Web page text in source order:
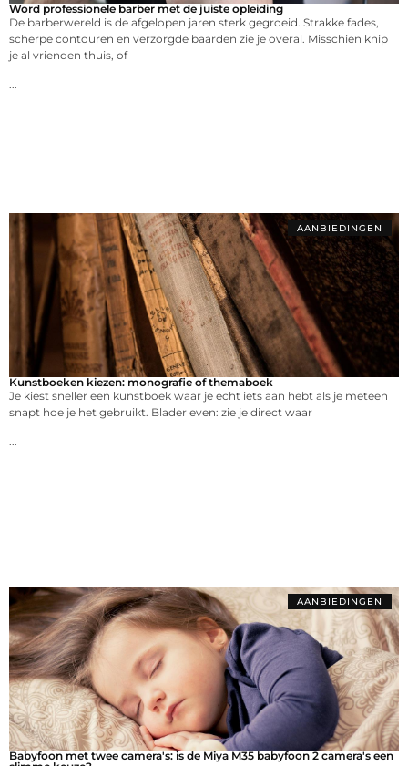
Word professionele barber met de juiste opleiding
De barberwereld is de afgelopen jaren sterk gegroeid. Strakke fades,
scherpe contouren en verzorgde baarden zie je overal. Misschien knip
je al vrienden thuis, of
...
AANBIEDINGEN
Kunstboeken kiezen: monografie of themaboek
Je kiest sneller een kunstboek waar je echt iets aan hebt als je meteen
snapt hoe je het gebruikt. Blader even: zie je direct waar
...
AANBIEDINGEN
Babyfoon met twee camera's: is de Miya M35 babyfoon 2 camera's een